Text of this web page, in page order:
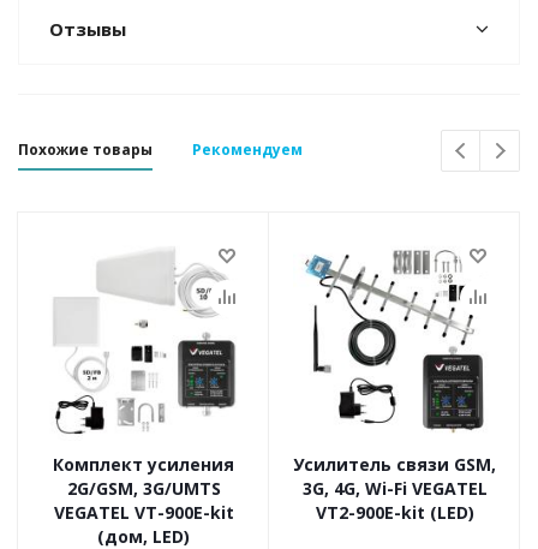
Отзывы
Похожие товары Рекомендуем
Комплект усиления
2G/GSM, 3G/UMTS
VEGATEL VT-900E-kit
(дом, LED)
Усилитель связи GSM,
3G, 4G, Wi-Fi VEGATEL
VT2-900E-kit (LED)